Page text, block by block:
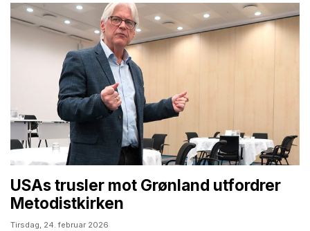
USAs trusler mot Grønland utfordrer
Metodistkirken
Tirsdag, 24. februar 2026